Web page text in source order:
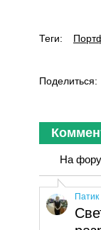
Теги:
Поделиться:
На